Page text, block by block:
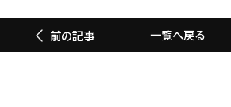
前の記事 一覧へ戻る